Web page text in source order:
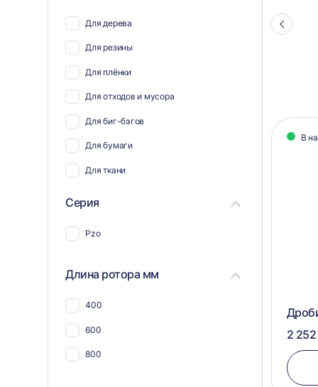
Для дерева
Для резины
Для плёнки
Для отходов и мусора
Для биг-бэгов
Для бумаги
Для ткани
Для пвх отходов
Серия
Pzo
Длина ротора мм
400
600
800
Стрелка
В
2